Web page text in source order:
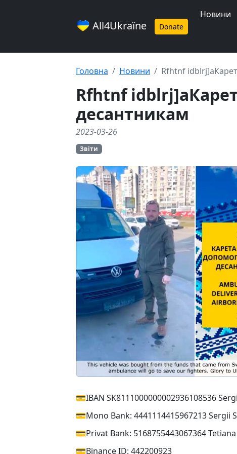
All4Ukraїne Donate
Новини
Головна Новини Rfhtnf
Rfhtnf
десантникам
2023-03-26
Звіти
💳IBAN SK8111000000002936108536
💳Mono Bank: 4441114415967213 Sergii
💳Privat Bank: 5168755443067364
💳Binance ID: 442200923